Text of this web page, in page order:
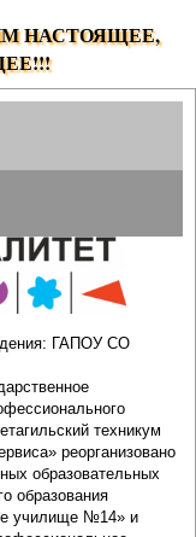
НАСТОЯЩЕЕ,